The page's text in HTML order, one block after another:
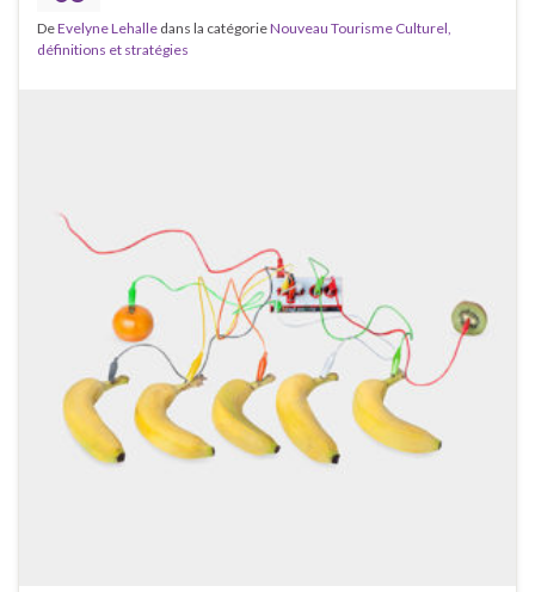
DeEvelyne Lehalle dans la catégorieNouveau Tourisme Culturel,
définitions et stratégies